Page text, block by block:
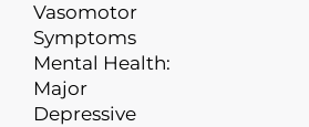
Vasomotor
Symptoms
Mental Health:
Major
Depressive